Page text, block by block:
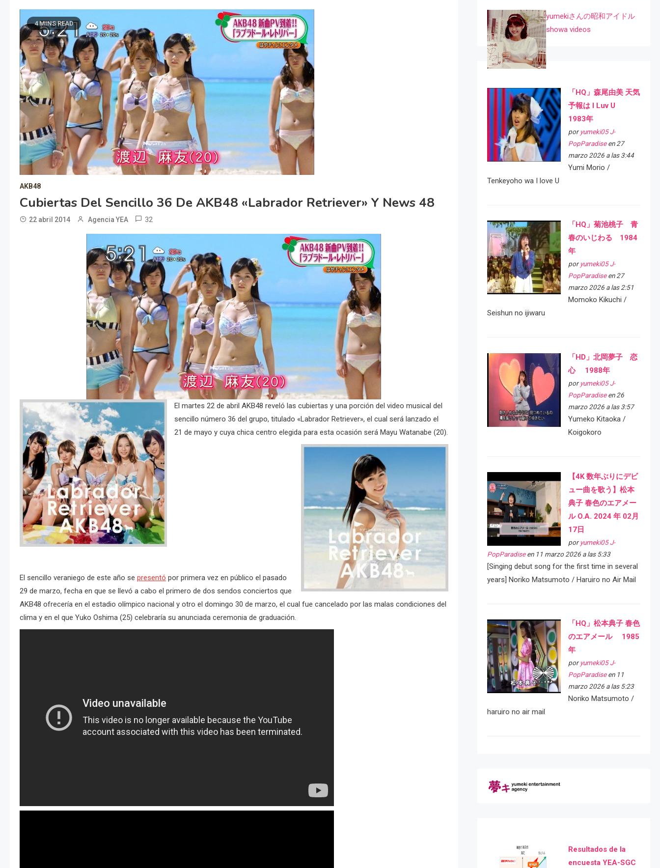
4 MINS READ
AKB48
Cubiertas Del Sencillo 36 De AKB48 «Labrador Retriever» Y News 48
22 abril 2014 Agencia YEA 32
El martes 22 de abril AKB48 reveló las cubiertas y una porción del video musical del
sencillo número 36 del grupo, titulado «Labrador Retriever», el cual será lanzado el
21 de mayo y cuya chica centro elegida para esta ocasión será Mayu Watanabe (20).
El sencillo veraniego de este año se presentó por primera vez en público el pasado
29 de marzo, fecha en que se llevó a cabo el primero de dos sendos conciertos que
AKB48 ofrecería en el estadio olímpico nacional y otro el domingo 30 de marzo, el cual fue cancelado por las malas condiciones del
clima y en el que Yuko Oshima (25) celebraría su anunciada ceremonia de graduación.
yumekiさんの昭和アイドル
showa videos
「HQ」森尾由美 天気
予報は I Luv U
1983年
por yumeki05 J-
PopParadiseen 27
marzo 2026 a las 3:44
Yumi Morio /
Tenkeyoho wa I love U
「HQ」菊池桃子 青
春のいじわる 1984
年
por yumeki05 J-
PopParadiseen 27
marzo 2026 a las 2:51
Momoko Kikuchi /
Seishun no ijiwaru
「HD」北岡夢子 恋
心 1988年
por yumeki05 J-
PopParadiseen 26
marzo 2026 a las 3:57
Yumeko Kitaoka /
Koigokoro
【4K 数年ぶりにデビ
ュー曲を歌う】松本
典子 春色のエアメー
ル O.A. 2024 年 02月
17日
por yumeki05 J-
PopParadiseen 11 marzo 2026 a las 5:33
[Singing debut song for the first time in several
years] Noriko Matsumoto / Haruiro no Air Mail
「HQ」松本典子 春色
のエアメール 1985
年
por yumeki05 J-
PopParadiseen 11
marzo 2026 a las 5:23
Noriko Matsumoto /
haruiro no air mail
Resultados de la
encuesta YEA-SGC